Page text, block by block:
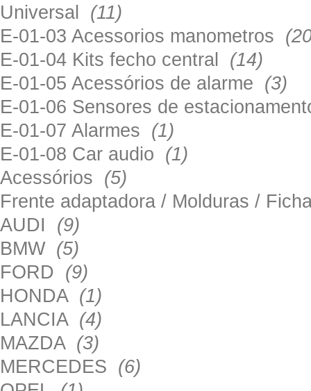
Universal (11)
E-01-03 Acessorios manometros
E-01-04 Kits fecho central (14)
E-01-05 Acessórios de alarme (3)
E-01-06 Sensores de
E-01-07 Alarmes (1)
E-01-08 Car audio (1)
Acessórios (5)
Frente adaptadora / Molduras /
AUDI (9)
BMW (5)
FORD (9)
HONDA (1)
LANCIA (4)
MAZDA (3)
MERCEDES (6)